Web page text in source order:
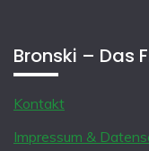
Bronski – Das
Kontakt
Impressum &